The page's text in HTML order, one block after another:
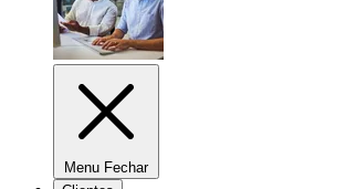
Menu Fechar